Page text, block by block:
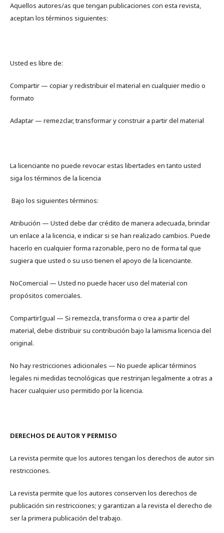
Aquellos autores/as que tengan publicaciones con esta revista,
aceptan los términos siguientes:
Usted es libre de:
Compartir — copiar y redistribuir el material en cualquier medio o
formato
Adaptar — remezclar, transformar y construir a partir del material
La licenciante no puede revocar estas libertades en tanto usted
siga los términos de la licencia
Bajo los siguientes términos:
Atribución — Usted debe dar crédito de manera adecuada, brindar
un enlace a la licencia, e indicar si se han realizado cambios. Puede
hacerlo en cualquier forma razonable, pero no de forma tal que
sugiera que usted o su uso tienen el apoyo de la licenciante.
NoComercial — Usted no puede hacer uso del material con
propósitos comerciales.
CompartirIgual — Si remezcla, transforma o crea a partir del
material, debe distribuir su contribución bajo la lamisma licencia del
original.
No hay restricciones adicionales — No puede aplicar términos
legales ni medidas tecnológicas que restrinjan legalmente a otras a
hacer cualquier uso permitido por la licencia.
DERECHOS DE AUTOR Y PERMISO
La revista permite que los autores tengan los derechos de autor sin
restricciones.
La revista permite que los autores conserven los derechos de
publicación sin restricciones; y garantizan a la revista el derecho de
ser la primera publicación del trabajo.